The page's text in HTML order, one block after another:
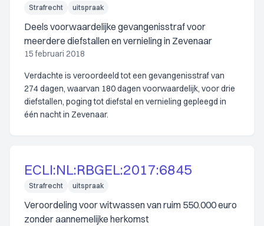
Strafrecht uitspraak
Deels voorwaardelijke gevangenisstraf voor
meerdere diefstallen en vernieling in Zevenaar
15 februari 2018
Verdachte is veroordeeld tot een gevangenisstraf van
274 dagen, waarvan 180 dagen voorwaardelijk, voor drie
diefstallen, poging tot diefstal en vernieling gepleegd in
één nacht in Zevenaar.
ECLI:NL:RBGEL:2017:6845
Strafrecht uitspraak
Veroordeling voor witwassen van ruim 550.000 euro
zonder aannemelijke herkomst